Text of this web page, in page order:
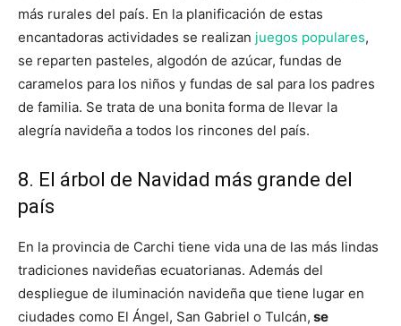
más rurales del país. En la planificación de estas
encantadoras actividades se realizan juegos populares,
se reparten pasteles, algodón de azúcar, fundas de
caramelos para los niños y fundas de sal para los padres
de familia. Se trata de una bonita forma de llevar la
alegría navideña a todos los rincones del país.
8. El árbol de Navidad más grande del
país
En la provincia de Carchi tiene vida una de las más lindas
tradiciones navideñas ecuatorianas. Además del
despliegue de iluminación navideña que tiene lugar en
ciudades como El Ángel, San Gabriel o Tulcán, se